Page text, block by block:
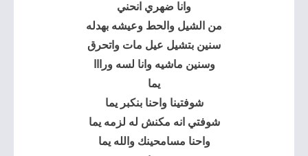
وانا ضهري انحني
من الشيل والحط وعيشه بهدله
سنين بتشيل عيل مات واتحرق
وسنين ماشيه وانا لسه ورااا
يما
شوفتينا واحنا بنكبر يما
شوفتي انه مكنش له لزمه يما
واحنا مسامحينك والله يما